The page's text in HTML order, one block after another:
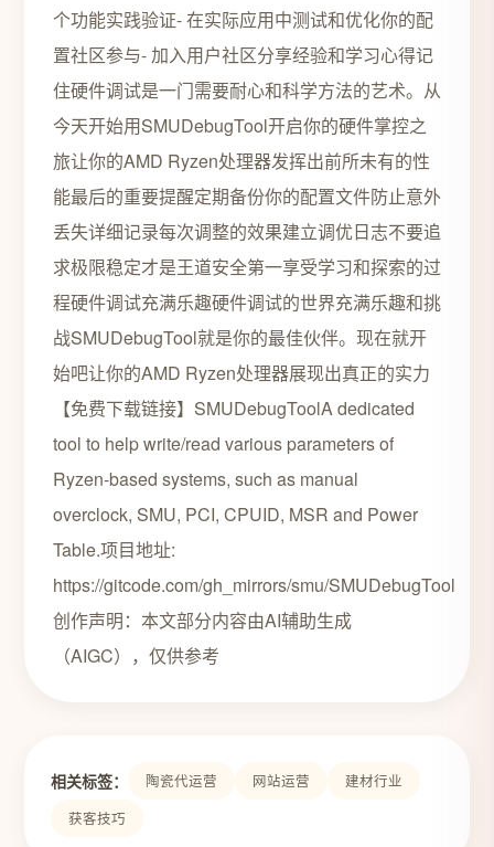
个功能实践验证- 在实际应用中测试和优化你的配
置社区参与- 加入用户社区分享经验和学习心得记
住硬件调试是一门需要耐心和科学方法的艺术。从
今天开始用SMUDebugTool开启你的硬件掌控之
旅让你的AMD Ryzen处理器发挥出前所未有的性
能最后的重要提醒定期备份你的配置文件防止意外
丢失详细记录每次调整的效果建立调优日志不要追
求极限稳定才是王道安全第一享受学习和探索的过
程硬件调试充满乐趣硬件调试的世界充满乐趣和挑
战SMUDebugTool就是你的最佳伙伴。现在就开
始吧让你的AMD Ryzen处理器展现出真正的实力
【免费下载链接】SMUDebugToolA dedicated
tool to help write/read various parameters of
Ryzen-based systems, such as manual
overclock, SMU, PCI, CPUID, MSR and Power
Table.项目地址:
https://gitcode.com/gh_mirrors/smu/SMUDebugTool
创作声明：本文部分内容由AI辅助生成
（AIGC），仅供参考
相关标签： 陶瓷代运营 网站运营
建材行业
获客技巧